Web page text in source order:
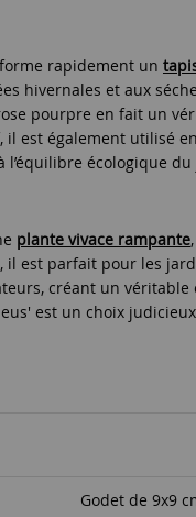
rapidement un
hivernales et aux
pourpre en fait un
il est également utilisé
écologique
plante vivace rampante
est parfait pour les
créant un
est un choix
Godet de 9x9